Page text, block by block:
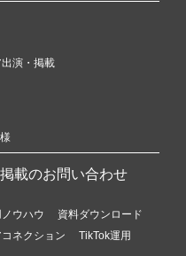
出演・掲載
掲載のお問い合わせ
ウハウ
資料ダウンロード
ネクション
TikTok運用